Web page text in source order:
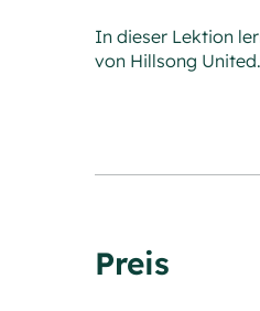
In dieser Lektion
von Hillsong United.
Preis